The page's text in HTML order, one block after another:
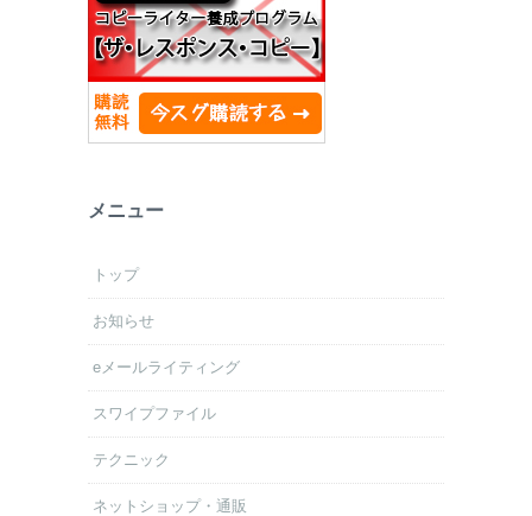
メニュー
トップ
お知らせ
eメールライティング
スワイプファイル
テクニック
ネットショップ・通販